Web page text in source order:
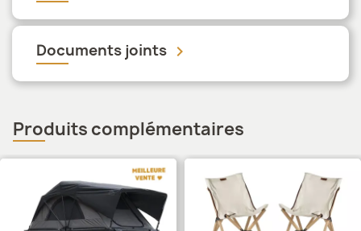
Documents joints keyboard_arrow_down
Produits complémentaires